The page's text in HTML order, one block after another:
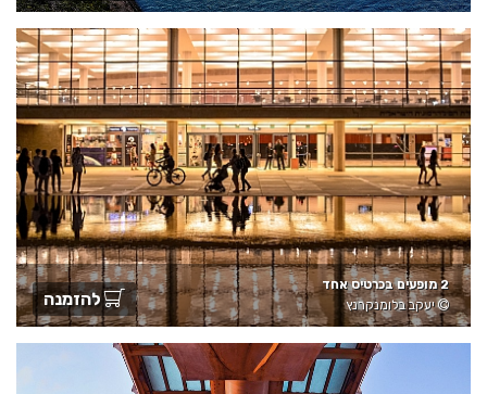
2 מופעים בכרטיס אחד
יעקב בלומנקרנץ
להזמנה